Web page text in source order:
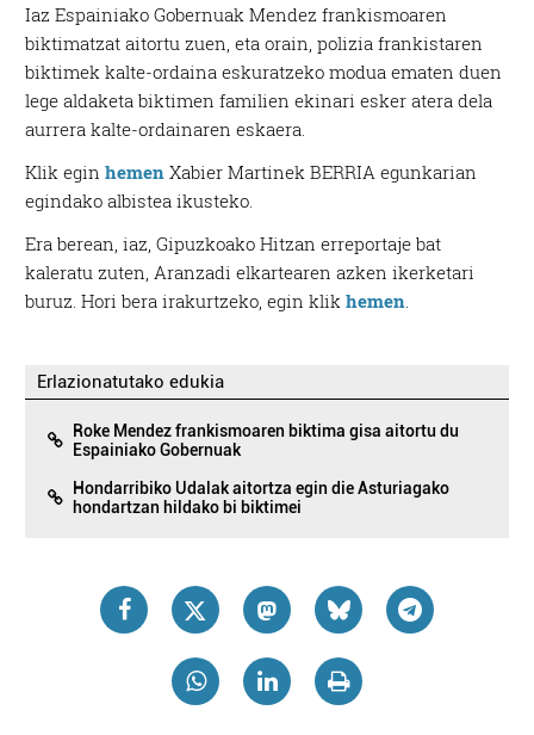
Iaz Espainiako Gobernuak Mendez frankismoaren
biktimatzat aitortu zuen, eta orain, polizia frankistaren
biktimek kalte-ordaina eskuratzeko modua ematen duen
lege aldaketa biktimen familien ekinari esker atera dela
aurrera kalte-ordainaren eskaera.
Klik eginhemen Xabier Martinek BERRIA egunkarian
egindako albistea ikusteko.
Era berean, iaz, Gipuzkoako Hitzan erreportaje bat
kaleratu zuten, Aranzadi elkartearen azken ikerketari
buruz. Hori bera irakurtzeko, egin klikhemen.
Erlazionatutako edukia
Roke Mendez frankismoaren biktima gisa aitortu du
Espainiako Gobernuak
Hondarribiko Udalak aitortza egin die Asturiagako
hondartzan hildako bi biktimei